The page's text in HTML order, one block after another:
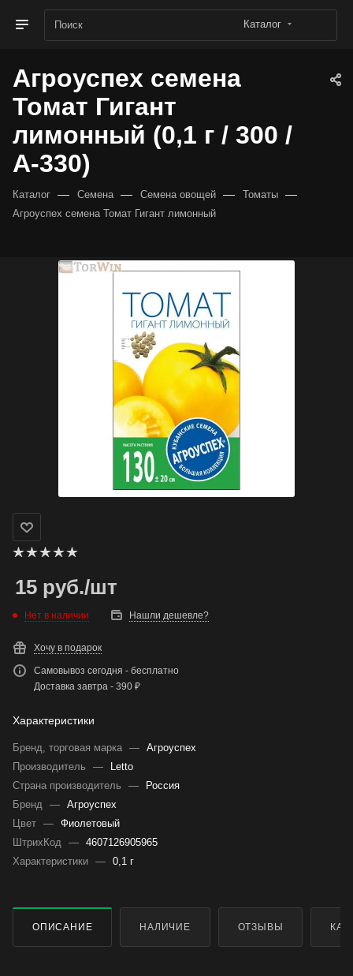
Каталог
Агроуспех семена
Томат Гигант
лимонный (0,1 г / 300 /
А-330)
Каталог — Семена — Семена овощей — Томаты —
Агроуспех семена Томат Гигант лимонный
15 руб./шт
Нет в наличии Нашли дешевле?
Хочу в подарок
Самовывоз сегодня - бесплатно
Доставка завтра - 390 ₽
Характеристики
Бренд, торговая марка — Агроуспех
Производитель
—
Letto
Страна производитель
—
Россия
Бренд — Агроуспех
Цвет — Фиолетовый
ШтрихКод — 4607126905965
Характеристики — 0,1 г
ОПИСАНИЕ НАЛИЧИЕ ОТЗЫВЫ